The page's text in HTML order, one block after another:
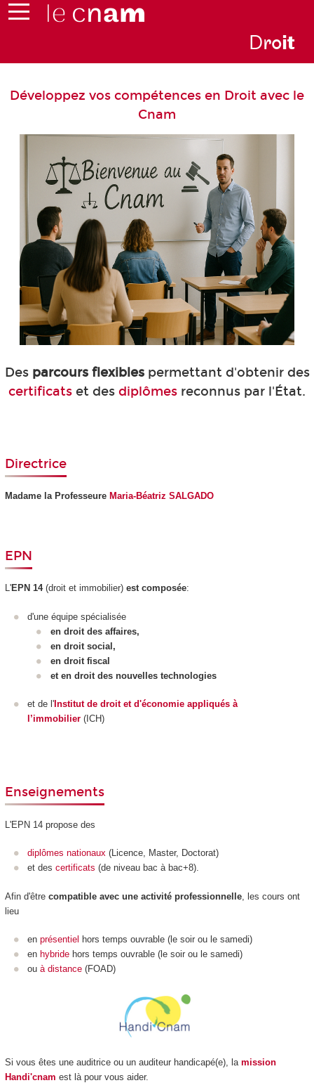
Droit
Développez vos compétences en Droit avec le
Cnam
Des parcours flexiblespermettant d'obtenir des
certificats et des diplômes reconnus par l'État.
Directrice
Madame la Professeure Maria-Béatriz SALGADO
EPN
L'EPN 14 (droit et immobilier) est composée:
d'une équipe spécialisée
en droit des affaires,
en droit social,
en droit fiscal
et en droit des nouvelles technologies
et de l' Institut de droit et d'économie appliqués à
l’immobilier (ICH)
Enseignements
L'EPN 14 propose des
diplômes nationaux (Licence, Master, Doctorat)
et des certificats (de niveau bac à bac+8).
Afin d'être compatible avec une activité professionnelle, les cours ont
lieu
en présentiel hors temps ouvrable (le soir ou le samedi)
en hybride hors temps ouvrable (le soir ou le samedi)
ou à distance (FOAD)
Si vous êtes une auditrice ou un auditeur handicapé(e), la mission
Handi'cnam est là pour vous aider.